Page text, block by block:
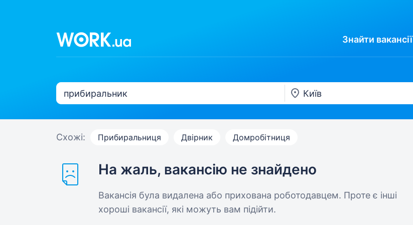
Знайти вакансії
Схожі: Прибиральниця Двірник Домробітниця
На жаль, вакансію не знайдено
Вакансія була видалена або прихована роботодавцем. Проте є інші
хороші вакансії, які можуть вам підійти.